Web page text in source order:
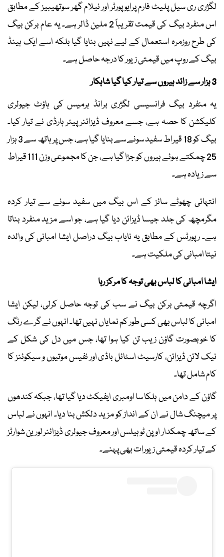
لگژری ری سیل پلیٹ فارم پرایو پورٹر اور نیلام گھر سوتھیبیز کے مطابق
اس منفرد بیگ کی قیمت تقریباً 2 ملین ڈالر ہے۔ یہ عام برکن بیگ
کی طرح روزمرہ استعمال کے لیے نہیں بنایا گیا بلکہ اسے ایک ہینڈ
بیگ کے روپ میں قیمتی زیور کا درجہ حاصل ہے۔
3 ہزار سے زائد ہیروں سے تیار کیا گیا شاہکار
یہ منفرد بیگ فرانسیسی لگژری برانڈ ہرمیس کی ہاؤٹ جیولری
کلیکشن کا حصہ ہے، جسے معروف ڈیزائنر پیئر ہارڈی نے تیار کیا۔
بیگ کو 18 قیراط سفید سونے سے بنایا گیا ہے، جس پر ہاتھ سے 3 ہزار
25 چمکتے ہوئے ہیروں کو جڑا گیا ہے، جن کا مجموعی وزن 111 قیراط
سے زیادہ ہے۔
انتہائی چھوٹے سائز کے اس بیگ میں سفید سونے سے تیار کردہ
مگرمچھ کی جلد جیسا ڈیزائن دیا گیا ہے، جو اسے مزید منفرد بناتا
ہے۔ رپورٹس کے مطابق یہ نایاب بیگ دراصل ایشا امبانی کی والدہ
نیتا امبانی کی ملکیت ہے۔
ایشا امبانی کا لباس بھی توجہ کا مرکز رہا
اگرچہ قیمتی برکن بیگ نے سب کی توجہ حاصل کرلی، لیکن ایشا
امبانی کا لباس بھی کسی طور کم نمایاں نہیں تھا۔ انہوں نے گرے رنگ
کا خوبصورت گاؤن زیب تن کیا ہوا تھا، جس میں دل کی شکل کے
نیک لائن ڈیزائن، کارسیٹ اسٹائل باڈی اور نفیس موتیوں و سیکوئنز کا
کام شامل تھا۔
گاؤن کے دامن میں ہلکا سا اومبری ایفیکٹ دیا گیا تھا، جبکہ کندھوں
پر میچنگ شال نے ان کے انداز کو مزید دلکش بنا دیا۔ انہوں نے لباس
کے ساتھ چمکدار اوپن ٹو ہیلس اور معروف جیولری ڈیزائنر لورین شوارٹز
کے تیار کردہ قیمتی زیورات بھی پہنے۔